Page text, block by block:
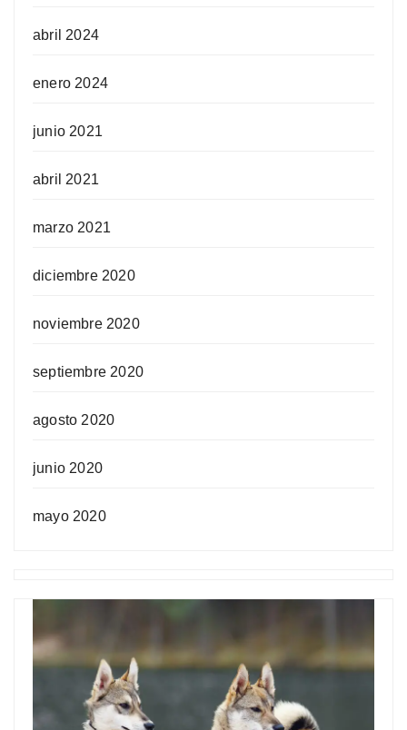
abril 2024
enero 2024
junio 2021
abril 2021
marzo 2021
diciembre 2020
noviembre 2020
septiembre 2020
agosto 2020
junio 2020
mayo 2020